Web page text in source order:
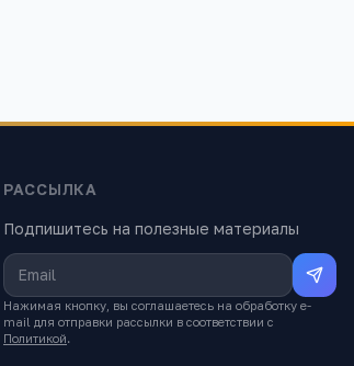
РАССЫЛКА
Подпишитесь на полезные материалы
Нажимая кнопку, вы соглашаетесь на обработку e-
mail для отправки рассылки в соответствии с
Политикой.